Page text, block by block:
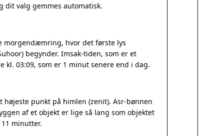
dit valg gemmes automatisk.
morgendæmring, hvor det første lys
begynder. Imsak-tiden, som er et
03:09, som er 1 minut senere end i dag.
punkt på himlen (zenit). Asr-bønnen
af et objekt er lige så lang som objektet
minutter.